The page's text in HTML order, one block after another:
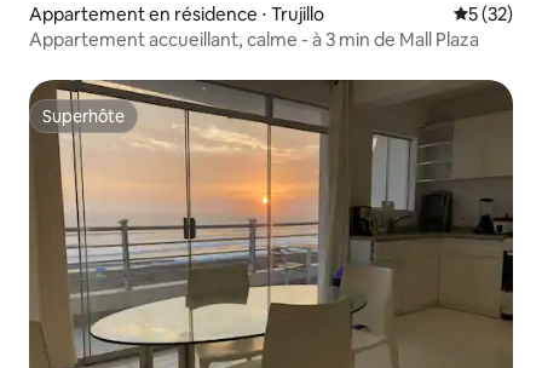
Appartement en résidence ⋅ Trujillo
5 (32)
Appartement accueillant, calme - à 3 min de Mall Plaza
Superhôte
Superhôte